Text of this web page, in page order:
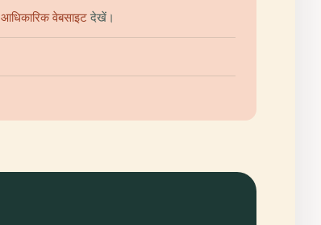
आधिकारिक वेबसाइटदेखें।